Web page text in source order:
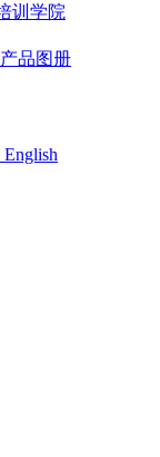
训学院
产品图册
English